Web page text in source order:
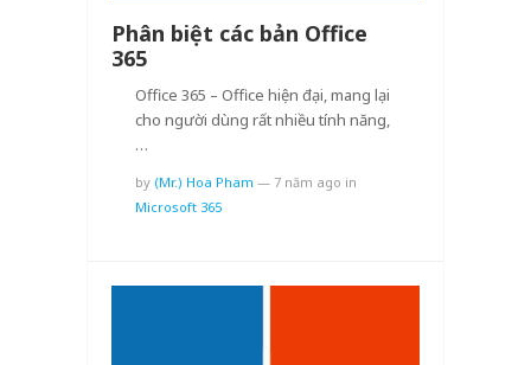
Phân biệt các bản Office
365
Office 365 – Office hiện đại, mang lại
cho người dùng rất nhiều tính năng,
…
by (Mr.) Hoa Pham — 7 năm ago in
Microsoft 365